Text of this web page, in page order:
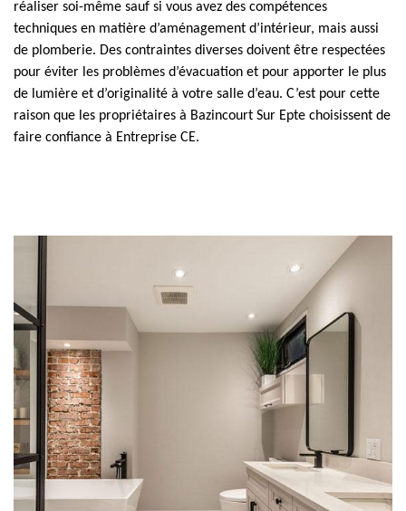
réaliser soi-même sauf si vous avez des compétences
techniques en matière d’aménagement d’intérieur, mais aussi
de plomberie. Des contraintes diverses doivent être respectées
pour éviter les problèmes d’évacuation et pour apporter le plus
de lumière et d’originalité à votre salle d’eau. C’est pour cette
raison que les propriétaires à Bazincourt Sur Epte choisissent de
faire confiance à Entreprise CE.